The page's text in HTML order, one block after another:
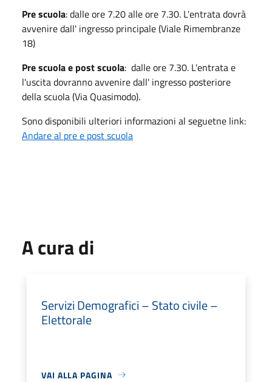
Pre scuola:dalle ore 7.20 alle ore 7.30. L'entrata dovrà
avvenire dall' ingresso principale (Viale Rimembranze
18)
Pre scuola e post scuola: dalle ore 7.30. L'entrata e
l'uscita dovranno avvenire dall' ingresso posteriore
della scuola (Via Quasimodo).
Sono disponibili ulteriori informazioni al seguetne link:
Andare al pre e post scuola
A cura di
Servizi Demografici – Stato civile –
Elettorale
VAI ALLA PAGINA